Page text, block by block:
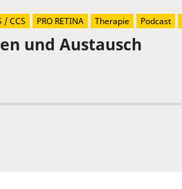
und Austausch
/ CCS PRO RETINA Therapie Podcast